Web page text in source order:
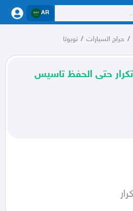
AR
/ حراج السيارات / تويوتا
حتى الحفظ تاسيس